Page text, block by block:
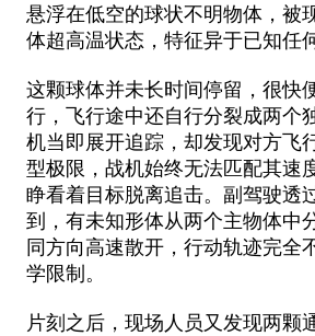
悬浮在低空的球状不明物体，被
体超高温状态，特征异于已知任
这颗球体并未长时间停留，很快
行，飞行途中还自行分裂成两个
机当即展开追踪，却发现对方飞
型极限，战机始终无法匹配其速
睁看着目标脱离追击。副驾驶透
到，有未知形体从两个主物体中
同方向高速散开，行动轨迹完全
学限制。
片刻之后，现场人员又发现两颗